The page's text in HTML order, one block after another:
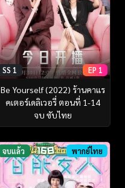
SS 1 EP 1
Be Yourself (2022) ร้านคาแร
คเตอร์เดลิเวอรี่ ตอนที่ 1-14
จบ ซับไทย
จบแล้ว พากย์ไทย